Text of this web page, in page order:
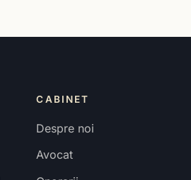
CABINET
Despre noi
Avocat